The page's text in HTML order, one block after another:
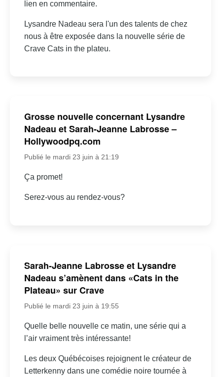
lien en commentaire.
Lysandre Nadeau sera l'un des talents de chez
nous à être exposée dans la nouvelle série de
Crave Cats in the plateu.
Grosse nouvelle concernant Lysandre
Nadeau et Sarah-Jeanne Labrosse –
Hollywoodpq.com
Publié le mardi 23 juin à 21:19
Ça promet!
Serez-vous au rendez-vous?
Sarah-Jeanne Labrosse et Lysandre
Nadeau s’amènent dans «Cats in the
Plateau» sur Crave
Publié le mardi 23 juin à 19:55
Quelle belle nouvelle ce matin, une série qui a
l’air vraiment très intéressante!
Les deux Québécoises rejoignent le créateur de
Letterkenny dans une comédie noire tournée à